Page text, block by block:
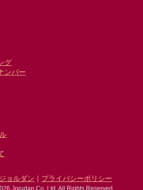
グ
ンバー
ョルダン ｜ プライバシーポリシー
Jorudan Co.,Ltd. All Rights Reserved.